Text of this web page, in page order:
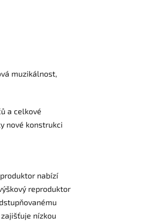
muzikálnost,
a celkové
nové konstrukci
nabízí
reproduktor
nízkou